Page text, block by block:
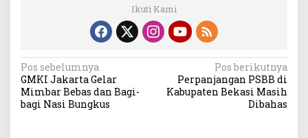
Ikuti Kami
Navigasi
pos
Pos sebelumnya
GMKI Jakarta Gelar
Mimbar Bebas dan Bagi-
bagi Nasi Bungkus
Pos berikutnya
Perpanjangan PSBB di
Kabupaten Bekasi Masih
Dibahas